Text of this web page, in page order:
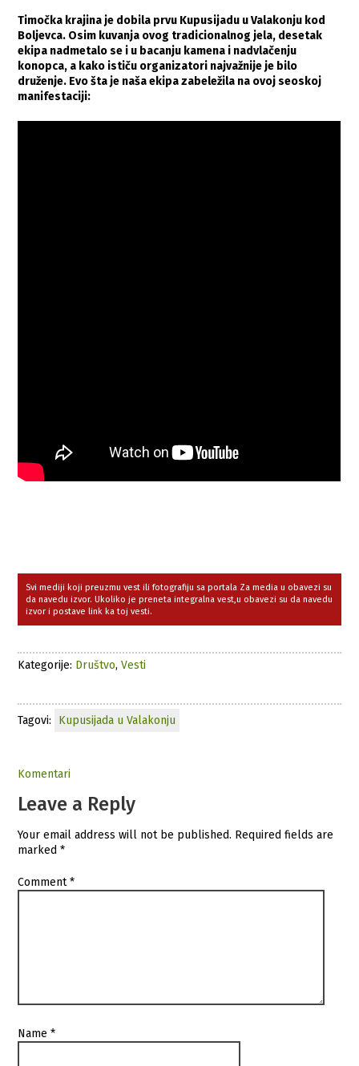
Timočka krajina je dobila prvu Kupusijadu u Valakonju kod
Boljevca. Osim kuvanja ovog tradicionalnog jela, desetak
ekipa nadmetalo se i u bacanju kamena i nadvlačenju
konopca, a kako ističu organizatori najvažnije je bilo
druženje. Evo šta je naša ekipa zabeležila na ovoj seoskoj
manifestaciji:
Svi mediji koji preuzmu vest ili fotografiju sa portala Za media u obavezi su
da navedu izvor. Ukoliko je preneta integralna vest,u obavezi su da navedu
izvor i postave link ka toj vesti.
Kategorije: Društvo,Vesti
Tagovi: Kupusijada u Valakonju
Komentari
Leave a Reply
Your email address will not be published. Required fields are
marked*
Comment*
Name*